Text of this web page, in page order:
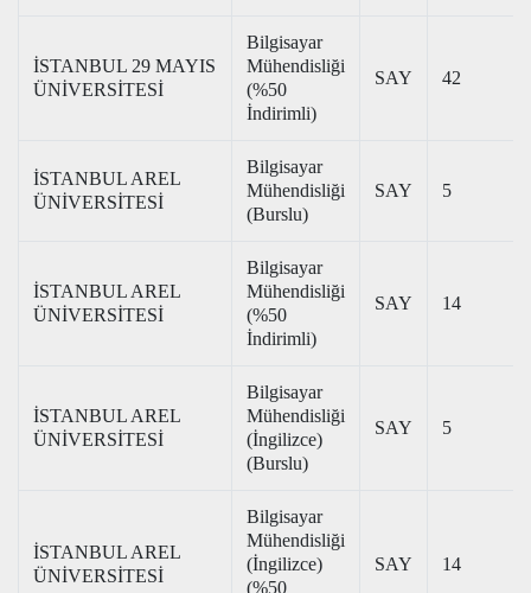
İSTANBUL 29 MAYIS
ÜNİVERSİTESİ
Bilgisayar
Mühendisliği
(%50
İndirimli)
SAY 42
İSTANBUL AREL
ÜNİVERSİTESİ
Bilgisayar
Mühendisliği
(Burslu)
SAY 5
İSTANBUL AREL
ÜNİVERSİTESİ
Bilgisayar
Mühendisliği
(%50
İndirimli)
SAY 14
İSTANBUL AREL
ÜNİVERSİTESİ
Bilgisayar
Mühendisliği
(İngilizce)
(Burslu)
SAY 5
İSTANBUL AREL
ÜNİVERSİTESİ
Bilgisayar
Mühendisliği
(İngilizce)
(%50
SAY 14